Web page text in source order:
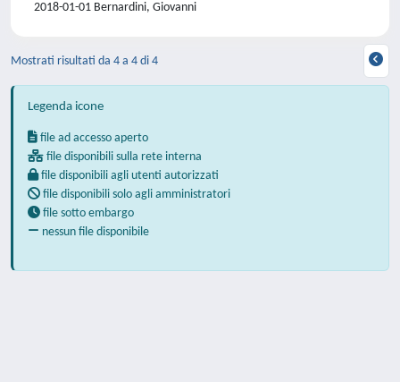
2018-01-01 Bernardini, Giovanni
Mostrati risultati da 4 a 4 di 4
Legenda icone
file ad accesso aperto
file disponibili sulla rete interna
file disponibili agli utenti autorizzati
file disponibili solo agli amministratori
file sotto embargo
nessun file disponibile